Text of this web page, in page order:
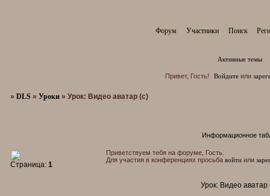
Форум Участники Поиск
Активные темы
Привет, Гость! Войдите или
»DLS »Уроки »Урок: Видео аватар (с)
Информационное
Приветствуем тебя на форуме, Гость.
Для участия в конференциях просьба войти или
Урок: Видео аватар
Страница:1